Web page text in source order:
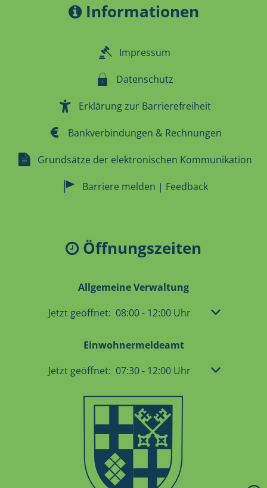
Informationen
Impressum
Datenschutz
Erklärung zur Barrierefreiheit
Bankverbindungen & Rechnungen
Grundsätze der elektronischen Kommunikation
Barriere melden | Feedback
Öffnungszeiten
Allgemeine Verwaltung
Klicken, um weitere Öffnungs- oder
Jetzt geöffnet: 08:00- 12:00Uhr Von 08:00
Einwohnermeldeamt
Klicken, um weitere Öffnungs- oder
Jetzt geöffnet: 07:30- 12:00Uhr Von 07:30